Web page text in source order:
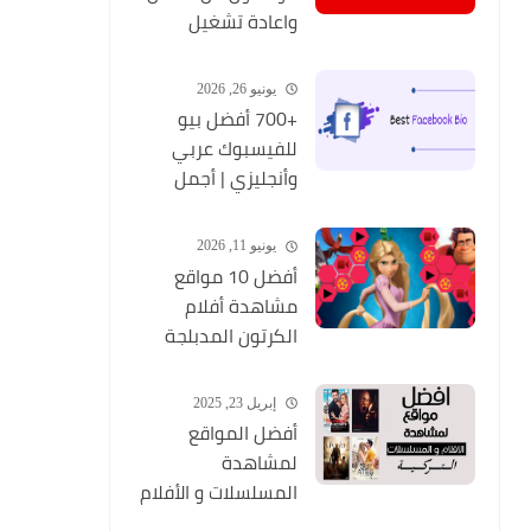
واعادة تشغيل
يونيو 26, 2026
+700 أفضل بيو
للفيسبوك عربي
وأنجليزي | أجمل
للفيسبوك 2026
Facebook Stylish Bio
يونيو 11, 2026
أفضل 10 مواقع
مشاهدة أفلام
الكرتون المدبلجة
إبريل 23, 2025
أفضل المواقع
لمشاهدة
المسلسلات و الأفلام